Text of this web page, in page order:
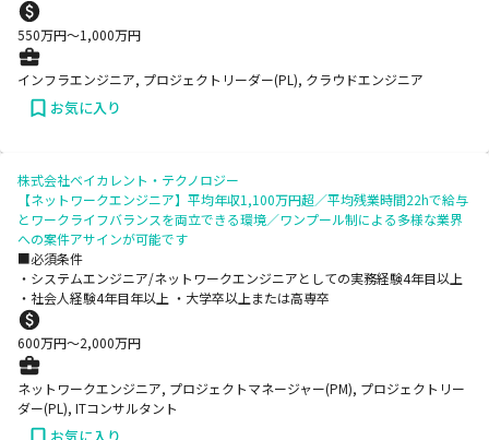
550万円〜1,000万円
インフラエンジニア, プロジェクトリーダー(PL), クラウドエンジニア
お気に入り
株式会社ベイカレント・テクノロジー
【ネットワークエンジニア】平均年収1,100万円超／平均残業時間22hで給与
とワークライフバランスを両立できる環境／ワンプール制による多様な業界
への案件アサインが可能です
■必須条件
・システムエンジニア/ネットワークエンジニアとしての実務経験4年目以上
・社会人経験4年目年以上 ・大学卒以上または高専卒
600万円〜2,000万円
ネットワークエンジニア, プロジェクトマネージャー(PM), プロジェクトリー
ダー(PL), ITコンサルタント